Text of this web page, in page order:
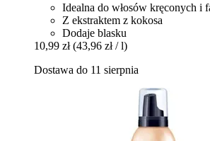
Idealna do włosów kręconych i
Z ekstraktem z kokosa
Dodaje blasku
10,99 zł (43,96 zł / l)
Dostawa do 11 sierpnia